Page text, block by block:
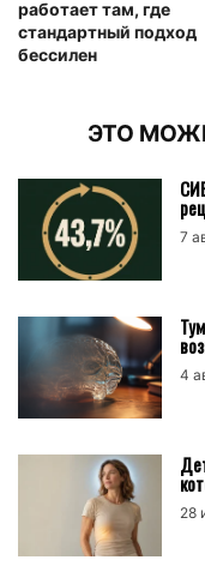
работает там, где
стандартный подход
бессилен
ЭТО
7
4
28